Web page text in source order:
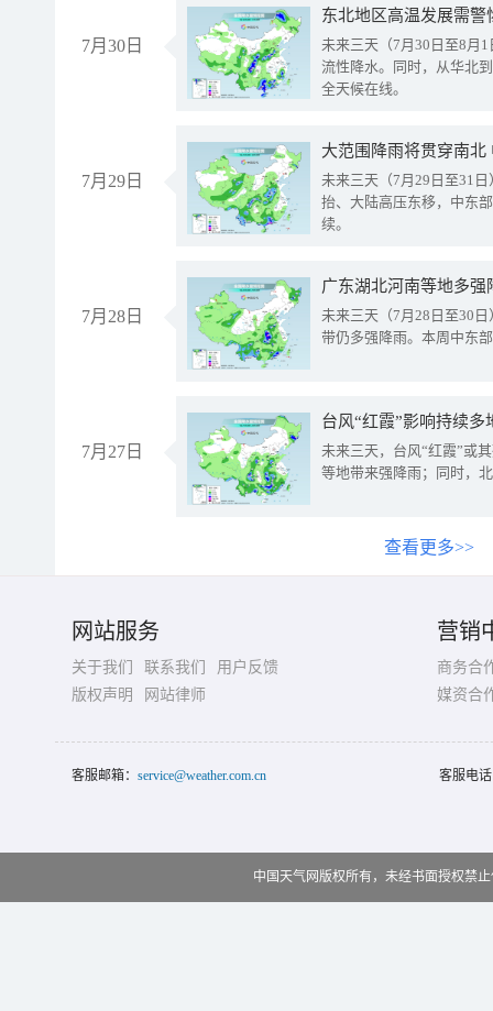
7月30日
东北地区高温发展需
未来三天（7月30日至8月
流性降水。同时，从华北
全天候在线。
7月29日
大范围降雨将贯穿南
未来三天（7月29日至31
抬、大陆高压东移，中东
续。
7月28日
广东湖北河南等地多
未来三天（7月28日至30
带仍多强降雨。本周中东
7月27日
台风“红霞”影响持续
未来三天，台风“红霞”或
等地带来强降雨；同时，
查看更多>>
网站服务
关于我们 联系我们
用户反馈
版权声明
网站律师
营销
商务合
媒资合
客服邮箱： service@weather.com.cn 客服电
中国天气网版权所有，未经书面授权